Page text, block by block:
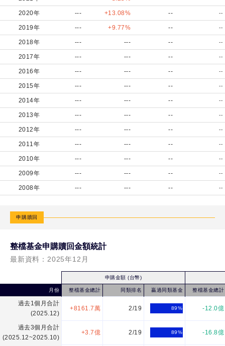
野
村
特
別
基
金-
月
計
2020年 --- +13.08% -- --
2019年 --- +9.77% -- --
2018年 --- --- -- --
2017年 --- --- -- --
2016年 --- --- -- --
2015年 --- --- -- --
2014年 --- --- -- --
2013年 --- --- -- --
2012年 --- --- -- --
2011年 --- --- -- --
2010年 --- --- -- --
2009年 --- --- -- --
2008年 --- --- -- --
申購贖回
整檔基金申購贖回金額統計
最新資料： 2025年12月
申購金額 (台幣)
月份 整檔基金總計 同類排名 贏過同類基金 整檔基金總計
過去1個月合計
(2025.12)
+8161.7萬 2/19 89% -12.0億
過去3個月合計
(2025.12~2025.10)
+3.7億 2/19 89% -16.8億